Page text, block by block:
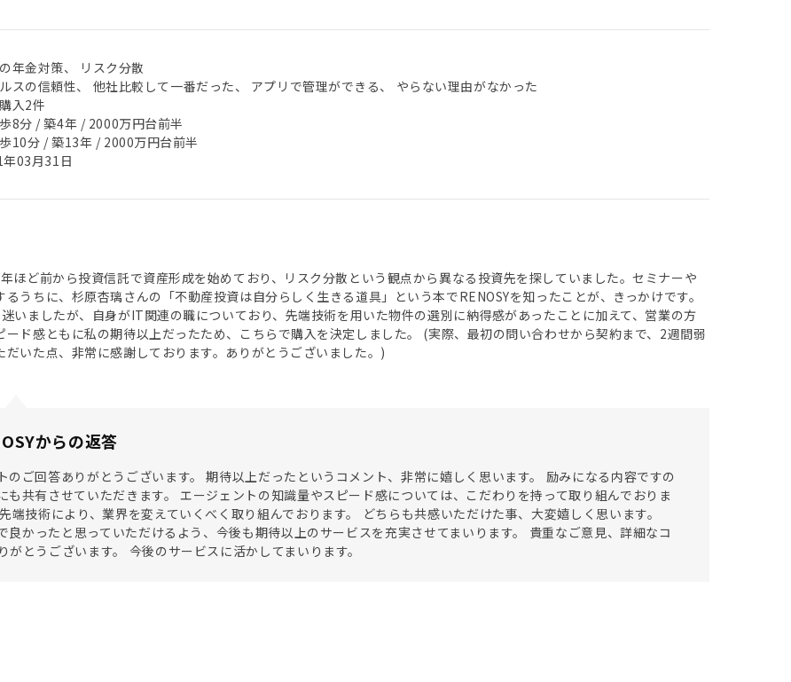
年金対策、 リスク分散
スの信頼性、 他社比較して一番だった、 アプリで管理ができる、 やらない理由がなかった
入2件
8分 / 築4年 / 2000万円台前半
10分 / 築13年 / 2000万円台前半
03月31日
ほど前から投資信託で資産形成を始めており、リスク分散という観点から異なる投資先を探していました。セミナーや
るうちに、杉原杏璃さんの「不動産投資は自分らしく生きる道具」という本でRENOSYを知ったことが、きっかけです。
いましたが、自身がIT関連の職についており、先端技術を用いた物件の選別に納得感があったことに加えて、営業の方
ード感ともに私の期待以上だったため、こちらで購入を決定しました。 (実際、最初の問い合わせから契約まで、2週間弱
だいた点、非常に感謝しております。ありがとうございました。)
からの返答
のご回答ありがとうございます。 期待以上だったというコメント、非常に嬉しく思います。 励みになる内容ですの
も共有させていただきます。 エージェントの知識量やスピード感については、こだわりを持って取り組んでおりま
端技術により、業界を変えていくべく取り組んでおります。 どちらも共感いただけた事、大変嬉しく思います。
良かったと思っていただけるよう、今後も期待以上のサービスを充実させてまいります。 貴重なご意見、詳細なコ
がとうございます。 今後のサービスに活かしてまいります。